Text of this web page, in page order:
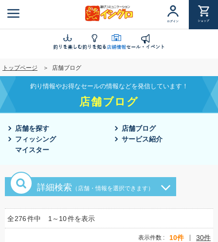
ン
ツ
に
移
動
ログイン ショップ
釣りを楽しむ釣りを知る店舗情報セール・イベント
トップページ 店舗ブログ
釣り情報やお得なセールの情報などを発信しています！
店舗ブログ
店舗を探す
店舗ブログ
フィッシング
マイスター
サービス紹介
詳細検索 （店舗・情報を選択できます）
全276件中 1～10件を表示
表示件数 10件 30件